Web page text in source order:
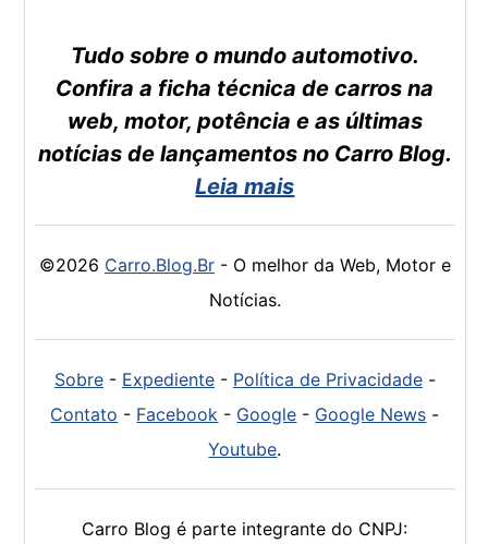
Tudo sobre o mundo automotivo.
Confira a ficha técnica de carros na
web, motor, potência e as últimas
notícias de lançamentos no Carro Blog.
Leia mais
©2026 Carro.Blog.Br- O melhor da Web, Motor e
Notícias.
Sobre- Expediente- Política de Privacidade-
Contato - Facebook - Google - Google News -
Youtube.
Carro Blog é parte integrante do CNPJ: